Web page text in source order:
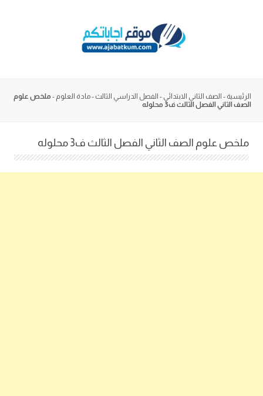
الرئيسية - الصف الثاني الابتدائي - الفصل الدراسي الثالث -مادة العلوم - ملخص علوم
الصف الثاني الفصل الثالث ف3 محلوله
ملخص علوم الصف الثاني الفصل الثالث ف3 محلوله